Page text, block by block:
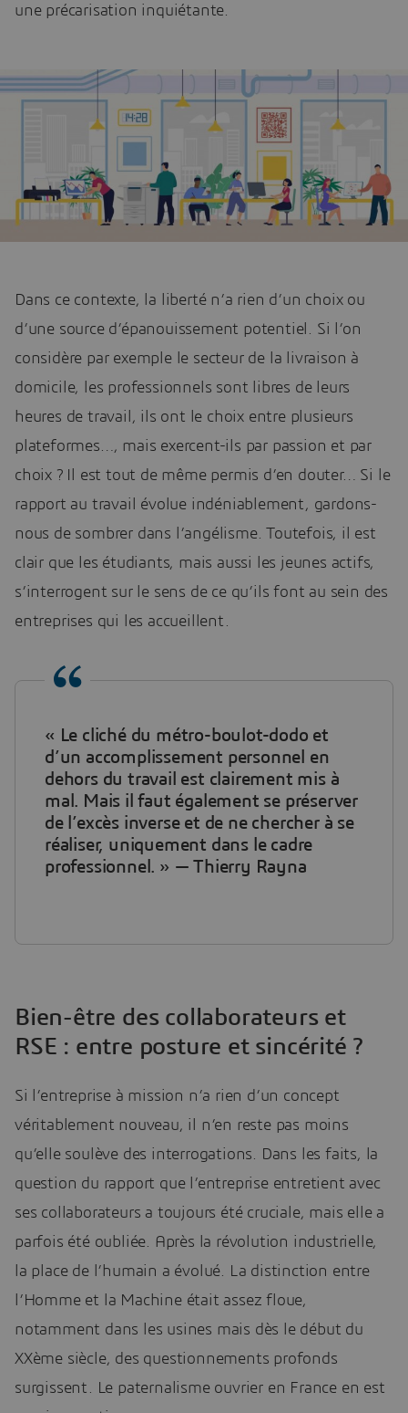
une précarisation inquiétante.
Dans ce contexte, la liberté n’a rien d’un choix ou
d’une source d’épanouissement potentiel. Si l’on
considère par exemple le secteur de la livraison à
domicile, les professionnels sont libres de leurs
heures de travail, ils ont le choix entre plusieurs
plateformes…, mais exercent-ils par passion et par
choix ? Il est tout de même permis d’en douter… Si le
rapport au travail évolue indéniablement, gardons-
nous de sombrer dans l’angélisme. Toutefois, il est
clair que les étudiants, mais aussi les jeunes actifs,
s’interrogent sur le sens de ce qu’ils font au sein des
entreprises qui les accueillent.
« Le cliché du métro-boulot-dodo et
d’un accomplissement personnel en
dehors du travail est clairement mis à
mal. Mais il faut également se préserver
de l’excès inverse et de ne chercher à se
réaliser, uniquement dans le cadre
professionnel. » — Thierry Rayna
Bien-être des collaborateurs et
RSE : entre posture et sincérité ?
Si l’entreprise à mission n’a rien d’un concept
véritablement nouveau, il n’en reste pas moins
qu’elle soulève des interrogations. Dans les faits, la
question du rapport que l’entreprise entretient avec
ses collaborateurs a toujours été cruciale, mais elle a
parfois été oubliée. Après la révolution industrielle,
la place de l’humain a évolué. La distinction entre
l’Homme et la Machine était assez floue,
notamment dans les usines mais dès le début du
XXème siècle, des questionnements profonds
surgissent. Le paternalisme ouvrier en France en est